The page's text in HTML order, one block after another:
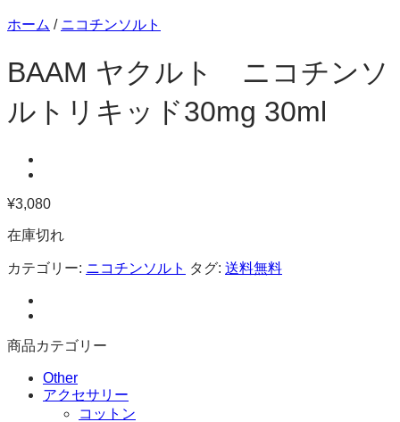
ホーム / ニコチンソルト
BAAM ヤクルト ニコチンソ
ルトリキッド30mg 30ml
¥3,080
在庫切れ
カテゴリー: ニコチンソルト タグ: 送料無料
商品カテゴリー
Other
アクセサリー
コットン